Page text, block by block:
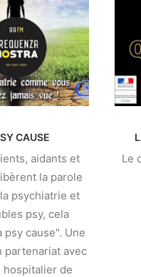
CAUSE
aidants et
la parole
psychiatrie et
psy, cela
psy cause". Une
partenariat avec
hospitalier de
Le